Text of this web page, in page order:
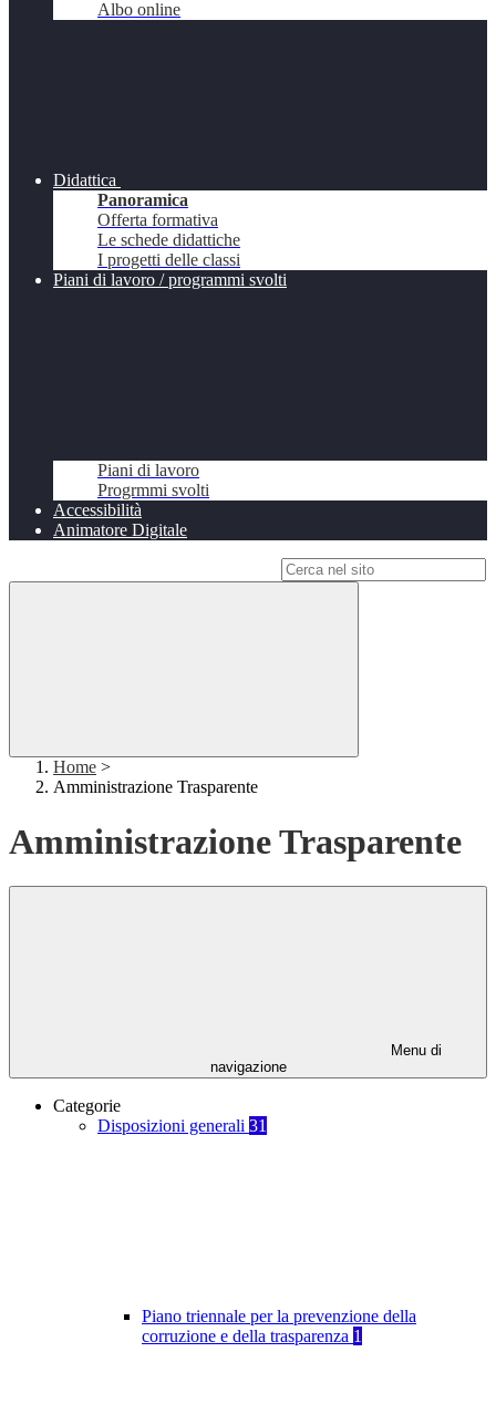
Albo online
Didattica
Panoramica
Offerta formativa
Le schede didattiche
I progetti delle classi
Piani di lavoro / programmi svolti
Piani di lavoro
Progrmmi svolti
Accessibilità
Animatore Digitale
Home >
Amministrazione Trasparente
Amministrazione Trasparente
Menu di
navigazione
Categorie
Disposizioni generali 31
Piano triennale per la prevenzione della
corruzione e della trasparenza 1